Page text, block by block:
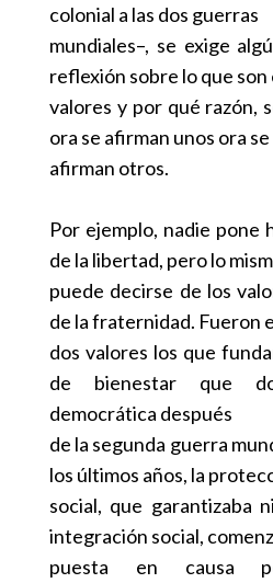
colonial a las dos guerras
mundiales–, se exige
reflexión sobre lo que son
valores y por qué razón,
ora se afirman unos ora se
afirman otros.
Por ejemplo, nadie pone
de la libertad, pero lo
puede decirse de los
de la fraternidad. Fueron
dos valores los que
de bienestar que
democrática después
de la segunda guerra
los últimos años, la
social, que garantizaba
integración social,
puesta en causa